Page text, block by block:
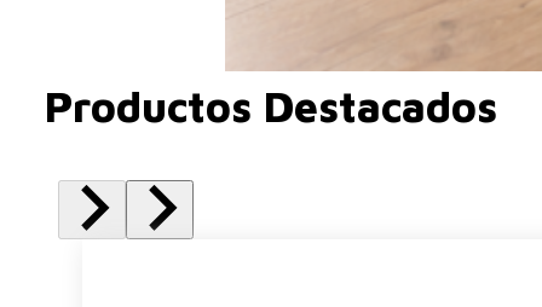
Productos Destacados